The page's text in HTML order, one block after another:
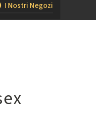
I Nostri Negozi